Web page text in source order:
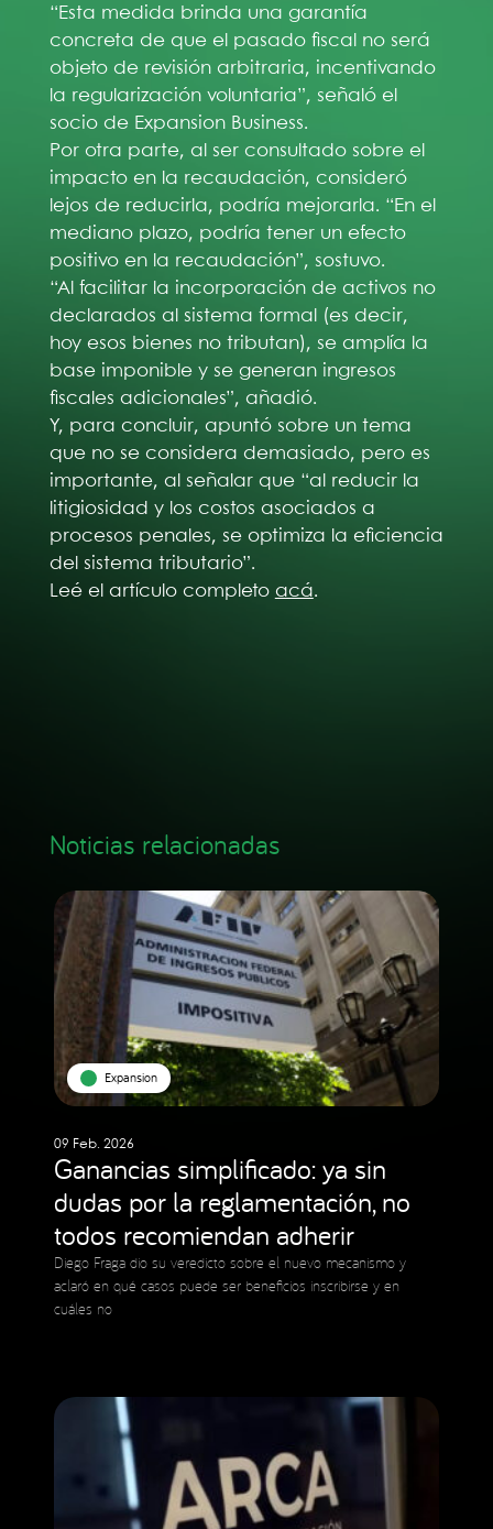
“Esta medida brinda una garantía
concreta de que el pasado fiscal no será
objeto de revisión arbitraria, incentivando
la regularización voluntaria”, señaló el
socio de Expansion Business.
Por otra parte, al ser consultado sobre el
impacto en la recaudación, consideró
lejos de reducirla, podría mejorarla. “En el
mediano plazo, podría tener un efecto
positivo en la recaudación”, sostuvo.
“Al facilitar la incorporación de activos no
declarados al sistema formal (es decir,
hoy esos bienes no tributan), se amplía la
base imponible y se generan ingresos
fiscales adicionales”, añadió.
Y, para concluir, apuntó sobre un tema
que no se considera demasiado, pero es
importante, al señalar que “al reducir la
litigiosidad y los costos asociados a
procesos penales, se optimiza la eficiencia
del sistema tributario”.
Leé el artículo completo acá.
Noticias relacionadas
Expansion
09 Feb. 2026
Ganancias simplificado: ya sin
dudas por la reglamentación, no
todos recomiendan adherir
Diego Fraga dio su veredicto sobre el nuevo mecanismo y
aclaró en qué casos puede ser beneficios inscribirse y en
cuáles no